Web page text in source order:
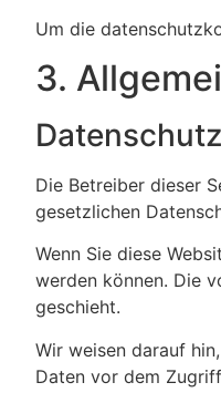
Um die
3.
Datenschutz
Die Betreiber dieser
gesetzlichen
Wenn Sie diese
werden können. Die
geschieht.
Wir weisen darauf
Daten vor dem